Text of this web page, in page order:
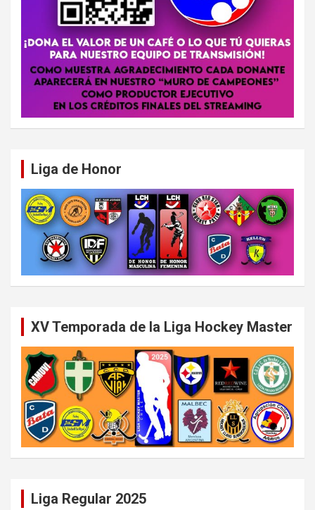
Liga de Honor
XV Temporada de la Liga Hockey Master
Liga Regular 2025